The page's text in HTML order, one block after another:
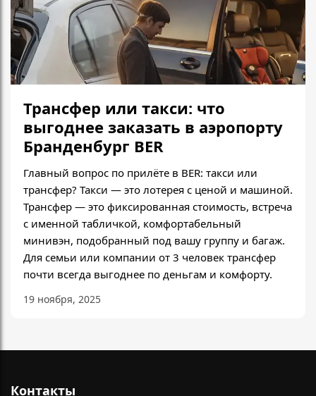
Трансфер или такси: что
выгоднее заказать в аэропорту
Бранденбург BER
Главный вопрос по прилёте в BER: такси или
трансфер? Такси — это лотерея с ценой и машиной.
Трансфер — это фиксированная стоимость, встреча
с именной табличкой, комфортабельный
минивэн, подобранный под вашу группу и багаж.
Для семьи или компании от 3 человек трансфер
почти всегда выгоднее по деньгам и комфорту.
19 ноября, 2025
Контакты